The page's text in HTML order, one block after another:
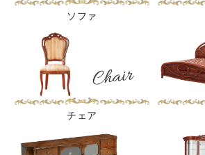
ソファ
チェア